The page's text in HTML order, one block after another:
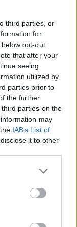
third parties, or
for
opt-out
that after your
seeing
utilized by
parties prior to
the further
parties on the
may
IAB’s List of
it to other
nie
kilku
miałam
z tego jak
nie jest
jest we